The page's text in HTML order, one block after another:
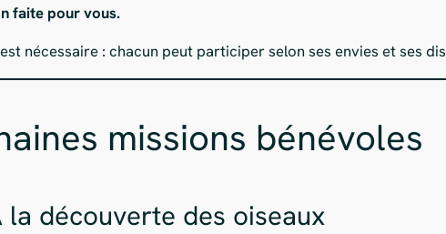
faite pour vous.
nécessaire : chacun peut participer selon ses envies et ses
missions bénévoles
la découverte des oiseaux